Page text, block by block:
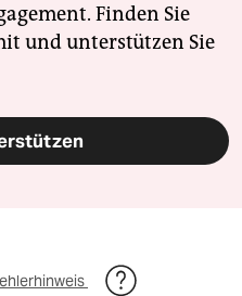
Finden Sie
und unterstützen Sie